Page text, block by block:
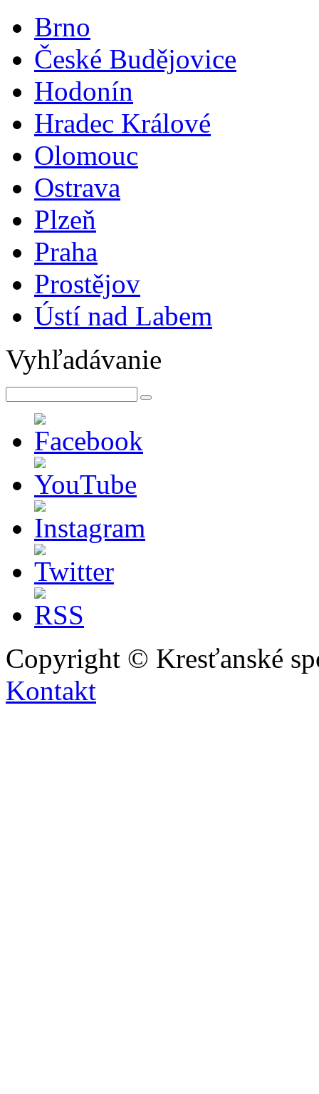
Brno
České Budějovice
Hodonín
Hradec Králové
Olomouc
Ostrava
Plzeň
Praha
Prostějov
Ústí nad Labem
Vyhľadávanie
Copyright © Kresťanské
Kontakt